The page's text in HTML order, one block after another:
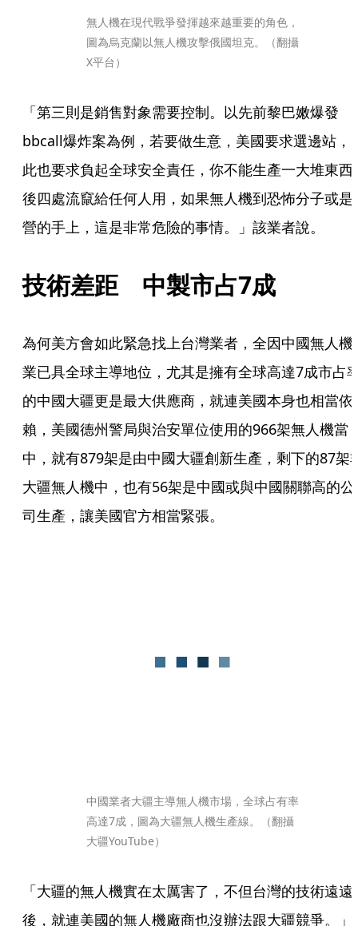
無人機在現代戰爭發揮越來越重要的角色，
圖為烏克蘭以無人機攻擊俄國坦克。（翻攝
X平台）
「第三則是銷售對象需要控制。以先前黎巴嫩爆發
bbcall爆炸案為例，若要做生意，美國要求選邊站，
此也要求負起全球安全責任，你不能生產一大堆東西
後四處流竄給任何人用，如果無人機到恐怖分子或是
營的手上，這是非常危險的事情。」該業者說。
技術差距　中製市占7成
為何美方會如此緊急找上台灣業者，全因中國無人機
業已具全球主導地位，尤其是擁有全球高達7成市占
的中國大疆更是最大供應商，就連美國本身也相當依
賴，美國德州警局與治安單位使用的966架無人機當
中，就有879架是由中國大疆創新生產，剩下的87架
大疆無人機中，也有56架是中國或與中國關聯高的公
司生產，讓美國官方相當緊張。
中國業者大疆主導無人機市場，全球占有率
高達7成，圖為大疆無人機生產線。（翻攝
大疆YouTube）
「大疆的無人機實在太厲害了，不但台灣的技術遠遠
後，就連美國的無人機廠商也沒辦法跟大疆競爭。」